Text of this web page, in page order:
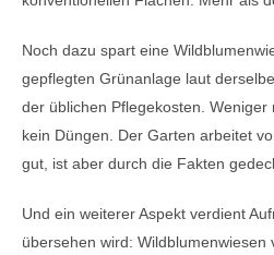
Noch dazu spart eine
gepflegten Grünanlage laut
der üblichen Pflegekosten. Weniger
kein Düngen. Der Garten arbeitet
gut, ist aber durch die Fakten
Und ein weiterer Aspekt verdient
übersehen wird: Wildblumenwiesen